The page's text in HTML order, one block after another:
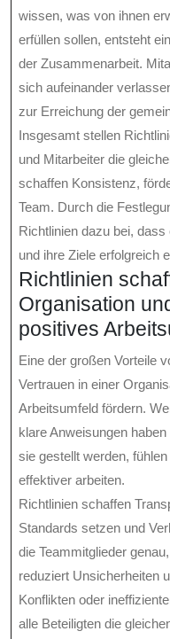
wissen, was von ihnen
erfüllen sollen, entsteht
der Zusammenarbeit.
sich aufeinander
zur Erreichung der
Insgesamt stellen
und Mitarbeiter die
schaffen Konsistenz,
Team. Durch die
Richtlinien dazu bei,
und ihre Ziele erfolgreich
Richtlinien
Organisation
positives
Eine der großen Vorteile
Vertrauen in einer
Arbeitsumfeld fördern.
klare Anweisungen
sie gestellt werden,
effektiver arbeiten.
Richtlinien schaffen
Standards setzen und
die Teammitglieder
reduziert Unsicherheiten
Konflikten oder
alle Beteiligten die